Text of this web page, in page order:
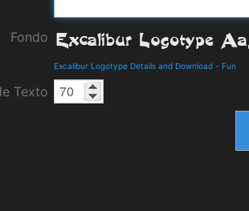
Fondo
Excalibur Logotype Details and Download - Fun
Texto